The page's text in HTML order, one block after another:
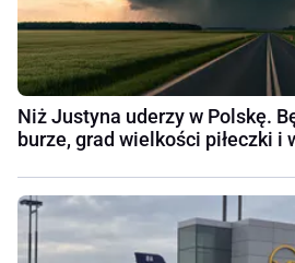
Niż Justyna uderzy w Polskę.
burze, grad wielkości piłeczki i